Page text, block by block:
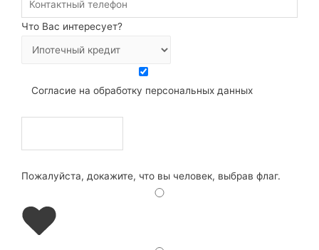
Что Вас интересует?
Согласие на обработку персональных данных
Пожалуйста, докажите, что вы человек, выбрав флаг.